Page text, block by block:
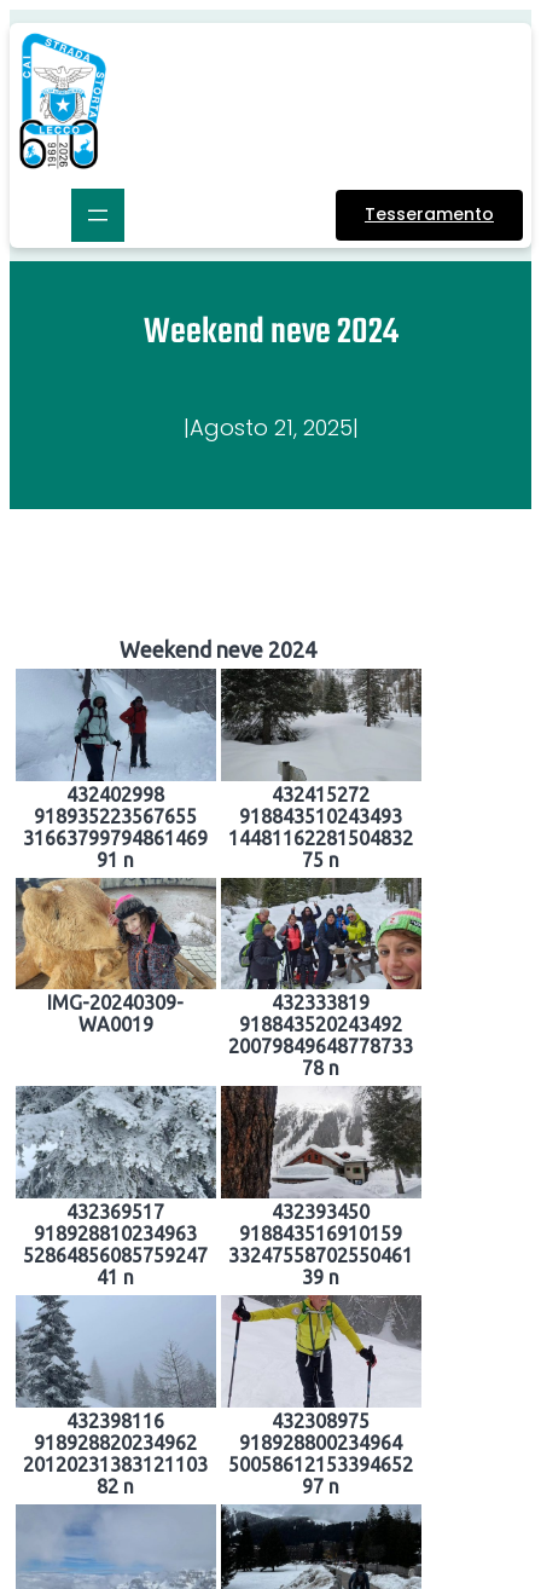
Tesseramento
Weekend neve 2024
|Agosto 21, 2025|
Weekend neve 2024
432402998
918935223567655
31663799794861469
91 n
432415272
918843510243493
14481162281504832
75 n
IMG-20240309-
WA0019
432333819
918843520243492
20079849648778733
78 n
432369517
918928810234963
52864856085759247
41 n
432393450
918843516910159
33247558702550461
39 n
432398116
918928820234962
20120231383121103
82 n
432308975
918928800234964
50058612153394652
97 n